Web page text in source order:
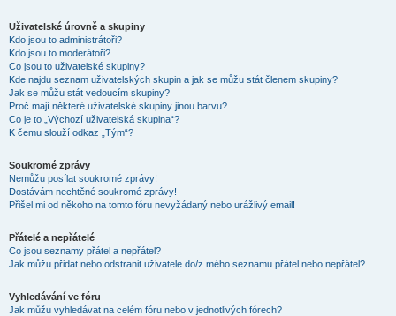
Uživatelské úrovně a skupiny
Kdo jsou to administrátoři?
Kdo jsou to moderátoři?
Co jsou to uživatelské skupiny?
Kde najdu seznam uživatelských skupin a jak se můžu stát členem skupiny?
Jak se můžu stát vedoucím skupiny?
Proč mají některé uživatelské skupiny jinou barvu?
Co je to „Výchozí uživatelská skupina“?
K čemu slouží odkaz „Tým“?
Soukromé zprávy
Nemůžu posílat soukromé zprávy!
Dostávám nechtěné soukromé zprávy!
Přišel mi od někoho na tomto fóru nevyžádaný nebo urážlivý email!
Přátelé a nepřátelé
Co jsou seznamy přátel a nepřátel?
Jak můžu přidat nebo odstranit uživatele do/z mého seznamu přátel nebo nepřátel?
Vyhledávání ve fóru
Jak můžu vyhledávat na celém fóru nebo v jednotlivých fórech?